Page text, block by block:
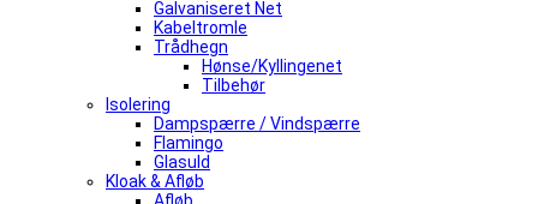
Galvaniseret Net
Kabeltromle
Trådhegn
Hønse/Kyllingenet
Tilbehør
Isolering
Dampspærre / Vindspærre
Flamingo
Glasuld
Kloak & Afløb